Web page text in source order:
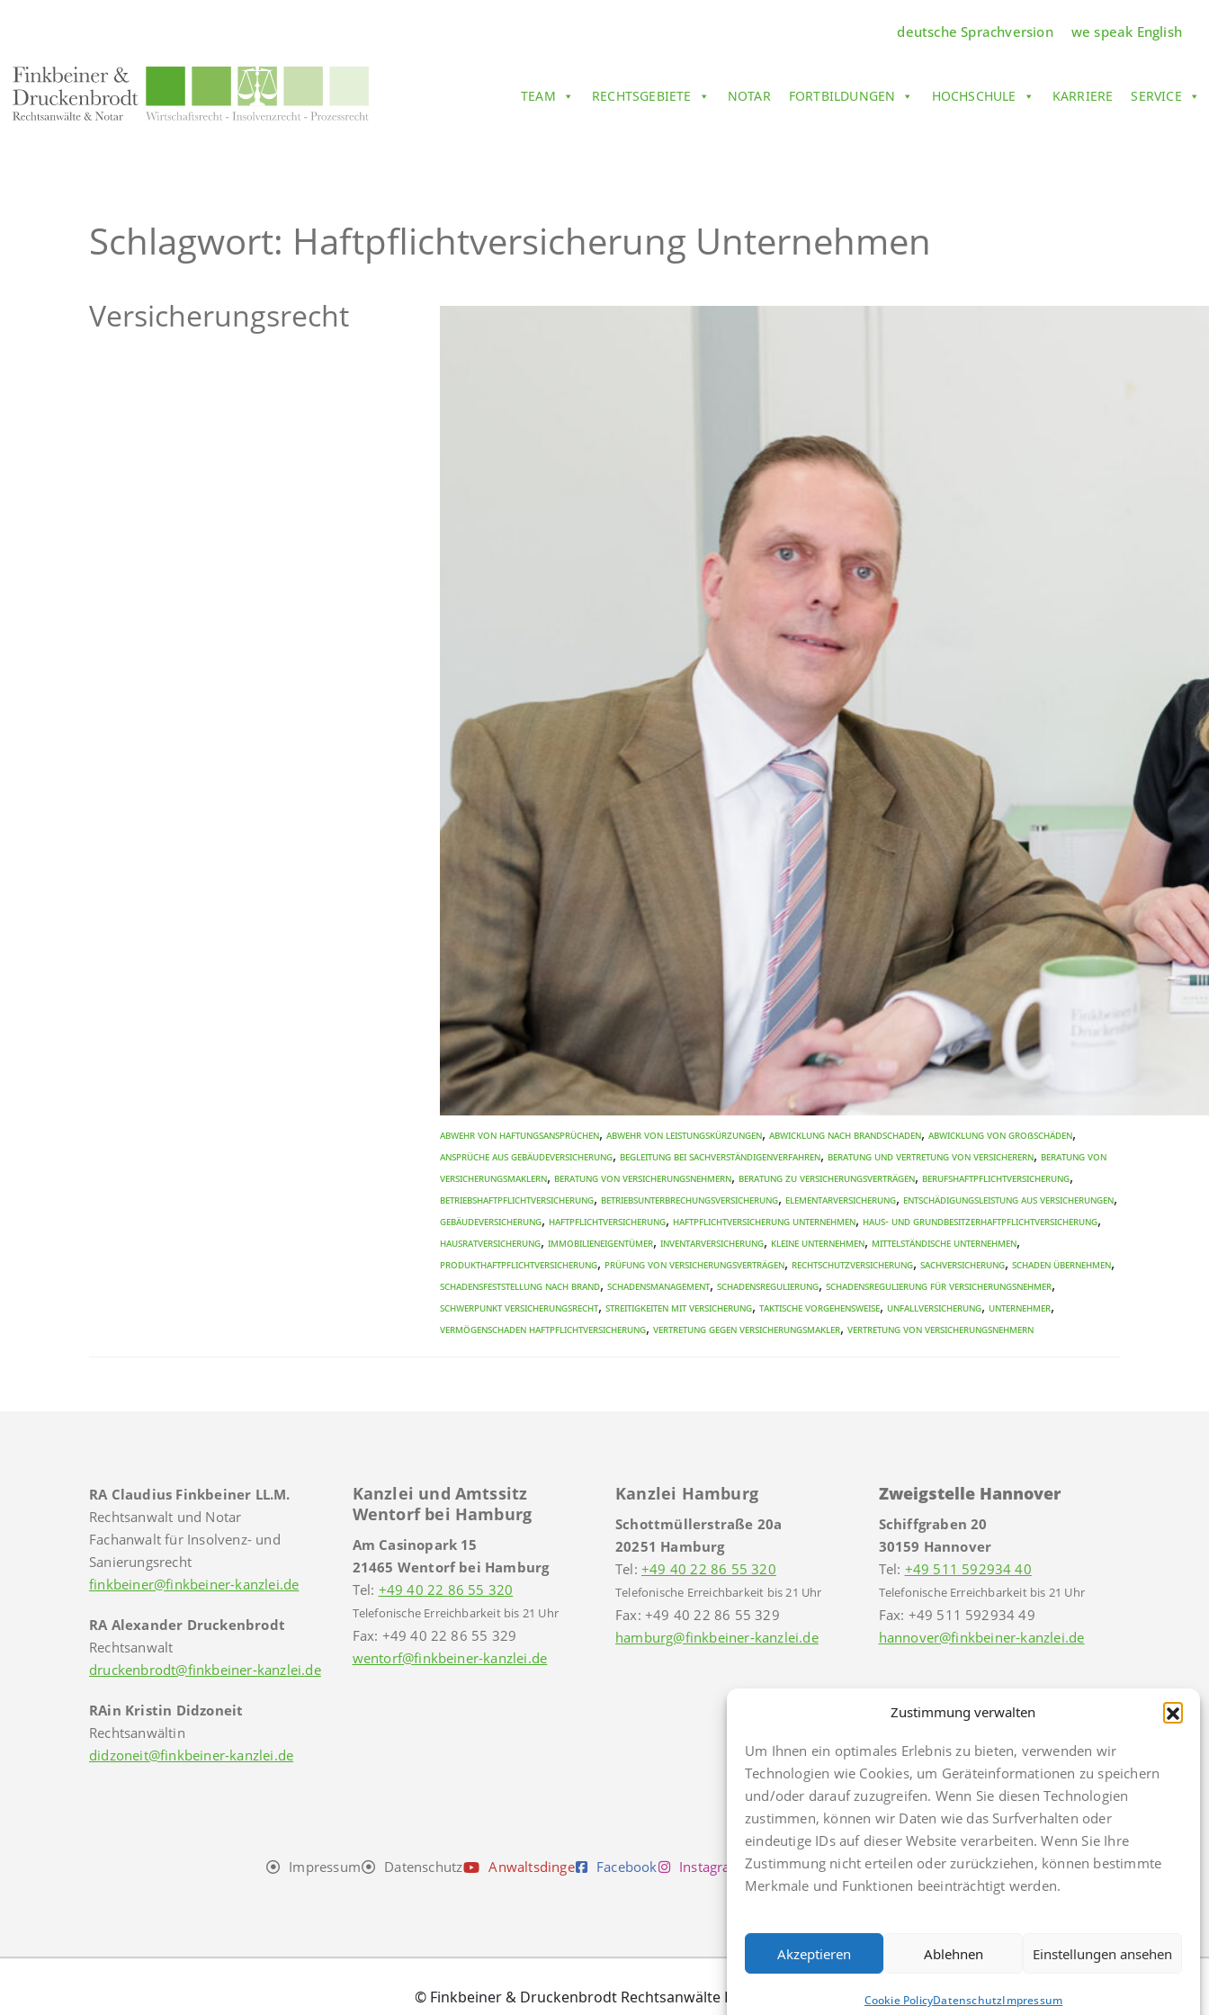
Zustimmung verwalten
Um Ihnen ein optimales Erlebnis zu bieten, verwenden wir
Technologien wie Cookies, um Geräteinformationen zu speichern
und/oder darauf zuzugreifen. Wenn Sie diesen Technologien
zustimmen, können wir Daten wie das Surfverhalten oder
eindeutige IDs auf dieser Website verarbeiten. Wenn Sie Ihre
Zustimmung nicht erteilen oder zurückziehen, können bestimmte
Merkmale und Funktionen beeinträchtigt werden.
Akzeptieren Ablehnen Einstellungen ansehen
Cookie PolicyDatenschutzImpressum
deutsche Sprachversion we speak English
TEAM RECHTSGEBIETE NOTAR FORTBILDUNGEN HOCHSCHULE KARRIERE SERVICE
Schlagwort: Haftpflichtversicherung Unternehmen
Versicherungsrecht
Abwehr von Haftungsansprüchen, Abwehr von Leistungskürzungen, Abwicklung nach Brandschaden, Abwicklung von Großschäden,
Ansprüche aus Gebäudeversicherung, Begleitung bei Sachverständigenverfahren, Beratung und Vertretung von Versicherern, Beratung von
Versicherungsmaklern, Beratung von Versicherungsnehmern, Beratung zu Versicherungsverträgen, Berufshaftpflichtversicherung,
Betriebshaftpflichtversicherung, Betriebsunterbrechungsversicherung, Elementarversicherung, Entschädigungsleistung aus Versicherungen,
Gebäudeversicherung, Haftpflichtversicherung, Haftpflichtversicherung Unternehmen, Haus- und Grundbesitzerhaftpflichtversicherung,
Hausratversicherung, Immobilieneigentümer, Inventarversicherung, kleine Unternehmen, mittelständische Unternehmen,
Produkthaftpflichtversicherung, Prüfung von Versicherungsverträgen, Rechtschutzversicherung, Sachversicherung, Schaden übernehmen,
Schadensfeststellung nach Brand, Schadensmanagement, Schadensregulierung, Schadensregulierung für Versicherungsnehmer,
Schwerpunkt Versicherungsrecht, Streitigkeiten mit Versicherung, taktische Vorgehensweise, Unfallversicherung, Unternehmer,
Vermögenschaden Haftpflichtversicherung, Vertretung gegen Versicherungsmakler, Vertretung von Versicherungsnehmern
RA Claudius Finkbeiner LL.M.
Rechtsanwalt und Notar
Fachanwalt für Insolvenz- und
Sanierungsrecht
finkbeiner@finkbeiner-kanzlei.de
RA Alexander Druckenbrodt
Rechtsanwalt
druckenbrodt@finkbeiner-kanzlei.de
RAin Kristin Didzoneit
Rechtsanwältin
didzoneit@finkbeiner-kanzlei.de
Kanzlei und Amtssitz
Wentorf bei Hamburg
Am Casinopark 15
21465 Wentorf bei Hamburg
Tel: +49 40 22 86 55 320
Telefonische Erreichbarkeit bis 21 Uhr
Fax: +49 40 22 86 55 329
wentorf@finkbeiner-kanzlei.de
Kanzlei Hamburg
Schottmüllerstraße 20a
20251 Hamburg
Tel: +49 40 22 86 55 320
Telefonische Erreichbarkeit bis 21 Uhr
Fax: +49 40 22 86 55 329
hamburg@finkbeiner-kanzlei.de
Zweigstelle Hannover
Schiffgraben 20
30159 Hannover
Tel: +49 511 592934 40
Telefonische Erreichbarkeit bis 21 Uhr
Fax: +49 511 592934 49
hannover@finkbeiner-kanzlei.de
Impressum Datenschutz Anwaltsdinge Facebook Instagram TikTok Cookie Policy (EU)
© Finkbeiner & Druckenbrodt Rechtsanwälte PartGmbB